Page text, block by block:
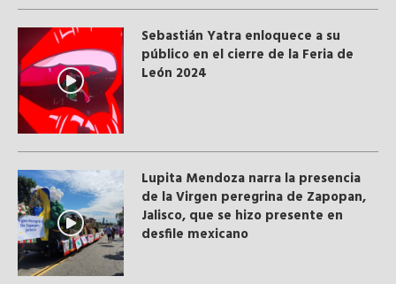
Sebastián Yatra enloquece a su
público en el cierre de la Feria de
León 2024
Lupita Mendoza narra la presencia
de la Virgen peregrina de Zapopan,
Jalisco, que se hizo presente en
desfile mexicano